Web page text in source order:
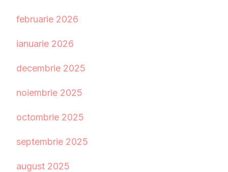
februarie 2026
ianuarie 2026
decembrie 2025
noiembrie 2025
octombrie 2025
septembrie 2025
august 2025